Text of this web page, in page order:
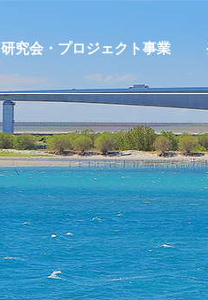
研究会・プロジェクト事業
宇宙航空技術利活用研究会
浜松医工連携研究会
環境・エネルギー活用研究会
浜松ロボット産業創成研究会
サプライヤー探索支援プロジ
ェクト